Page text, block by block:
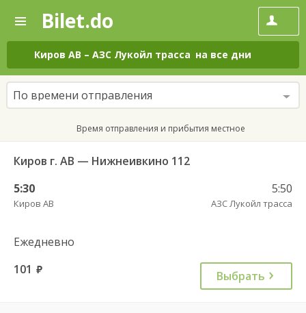
—
Поиск
и
покупка
билетов
на
автобус
онлайн
Bilet.do
Киров АВ – АЗС Лукойл трасса на все дни
По времени отправления
Время отправления и прибытия местное
Киров г. АВ — Нижнеивкино 112
5:30
Киров АВ
5:50
АЗС Лукойл трасса
Ежедневно
101 руб. Выбрать